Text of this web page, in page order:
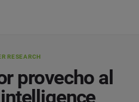
RESEARCH
provecho al